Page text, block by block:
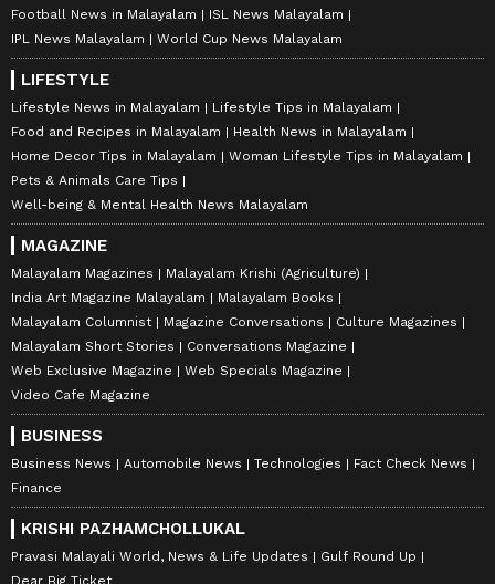
Football News in Malayalam
ISL News Malayalam
IPL News Malayalam
World Cup News Malayalam
LIFESTYLE
Lifestyle News in Malayalam
Lifestyle Tips in Malayalam
Food and Recipes in Malayalam
Health News in Malayalam
Home Decor Tips in Malayalam
Woman Lifestyle Tips in Malayalam
Pets & Animals Care Tips
Well-being & Mental Health News Malayalam
MAGAZINE
Malayalam Magazines
Malayalam Krishi (Agriculture)
India Art Magazine Malayalam
Malayalam Books
Malayalam Columnist
Magazine Conversations
Culture Magazines
Malayalam Short Stories
Conversations Magazine
Web Exclusive Magazine
Web Specials Magazine
Video Cafe Magazine
BUSINESS
Business News Automobile News Technologies
Fact Check News
Finance
KRISHI PAZHAMCHOLLUKAL
Pravasi Malayali World, News & Life Updates
Gulf Round Up